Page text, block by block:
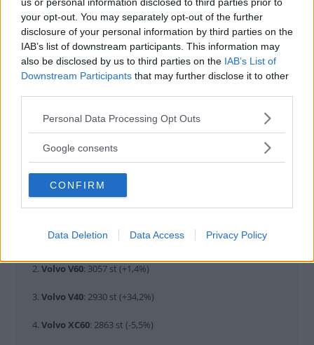
your opt-out. You may separately opt-out of the further
disclosure of your personal information by third parties on the
IAB’s list of downstream participants. This information may
also be disclosed by us to third parties on the IAB’s List of
Downstream Participants that may further disclose it to other
Please note that this website/app uses one or more Google
not limited to your visit or usage behaviour. You may click to
use your data for below specified purposes in below Google
consent section.
Personal Data Processing Opt Outs
Google consents
CONFIRM
Data Deletion Data Access Privacy Policy
MEST SÅLDA BILMODELLERNA JANUARI-
MARS 2019:
(Placering, modell, antal, förändring från 2018)
Volkswagen Golf : 4189 st (+17,1%)
2. Volvo V60: 3057 st (+1,4%)
3. Volvo V40: 2930 st (+34,2%)
4. Volvo XC60: 2863 st (-5,5%)